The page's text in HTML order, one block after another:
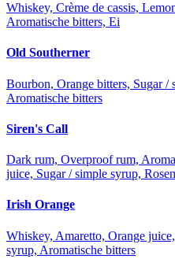
Whiskey, Crème de cassis,
Aromatische bitters, Ei
Old Southerner
Bourbon, Orange bitters, Sugar /
Aromatische bitters
Siren's Call
Dark rum, Overproof rum,
juice, Sugar / simple syrup,
Irish Orange
Whiskey, Amaretto, Orange
syrup, Aromatische bitters